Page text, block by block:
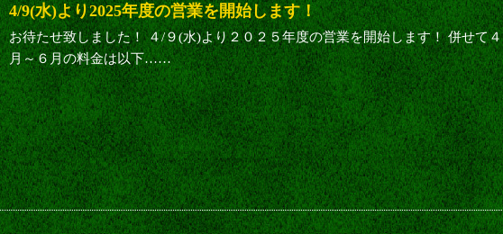
4/9(水)より2025年度の営業を開始します！
お待たせ致しました！ ４/９(水)より２０２５年度の営業を開始します！ 併せて４
月～６月の料金は以下……